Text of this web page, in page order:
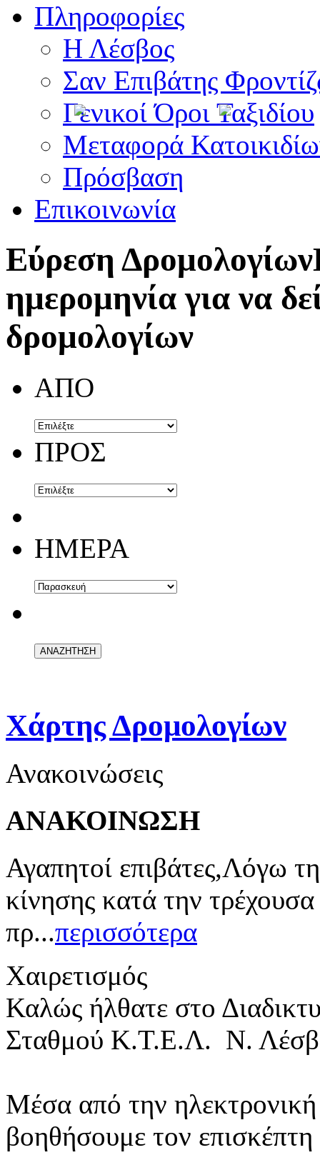
Πληροφορίες
Η Λέσβος
Σαν Επιβάτης
Γενικοί Όροι Ταξιδίου
Μεταφορά
Πρόσβαση
Επικοινωνία
Εύρεση Δρομολογίων
ημερομηνία για να
δρομολογίων
ΑΠΟ
ΠΡΟΣ
ΗΜΕΡΑ
Χάρτης Δρομολογίων
Ανακοινώσεις
ΑΝΑΚΟΙΝΩΣΗ
Αγαπητοί επιβάτες,Λόγω
κίνησης κατά την
πρ...περισσότερα
Χαιρετισμός
Καλώς ήλθατε στο
Σταθμού Κ.Τ.Ε.Λ. Ν.
Μέσα από την ηλεκτρονική
βοηθήσουμε τον